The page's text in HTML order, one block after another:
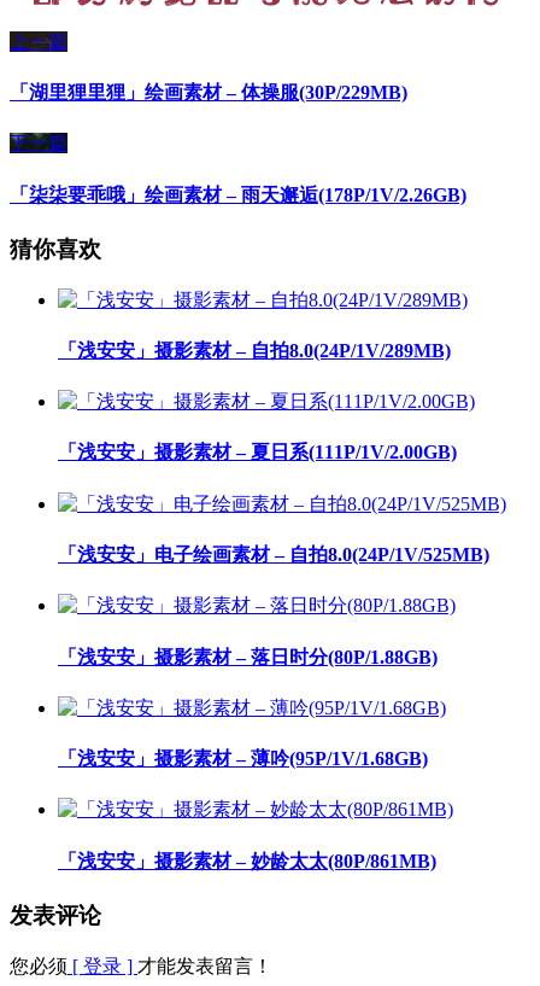
上一篇
「湖里狸里狸」绘画素材 – 体操服(30P/229MB)
下一篇
「柒柒要乖哦」绘画素材 – 雨天邂逅(178P/1V/2.26GB)
猜你喜欢
「浅安安」摄影素材 – 自拍8.0(24P/1V/289MB)
「浅安安」摄影素材 – 夏日系(111P/1V/2.00GB)
「浅安安」电子绘画素材 – 自拍8.0(24P/1V/525MB)
「浅安安」摄影素材 – 落日时分(80P/1.88GB)
「浅安安」摄影素材 – 薄吟(95P/1V/1.68GB)
「浅安安」摄影素材 – 妙龄太太(80P/861MB)
发表评论
您必须 [ 登录 ] 才能发表留言！